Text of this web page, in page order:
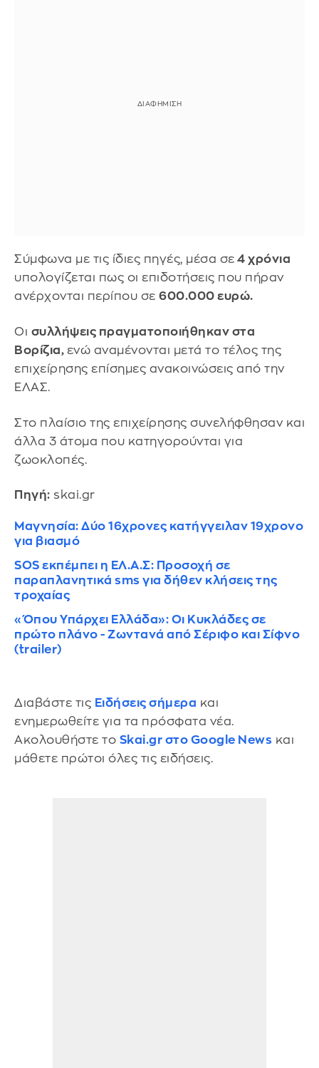
Σύμφωνα με τις ίδιες πηγές, μέσα σε 4 χρόνια
υπολογίζεται πως οι επιδοτήσεις που πήραν
ανέρχονται περίπου σε 600.000 ευρώ.
Οι συλλήψεις πραγματοποιήθηκαν στα
Βορίζια, ενώ αναμένονται μετά το τέλος της
επιχείρησης επίσημες ανακοινώσεις από την
ΕΛΑΣ.
Στο πλαίσιο της επιχείρησης συνελήφθησαν και
άλλα 3 άτομα που κατηγορούνται για
ζωοκλοπές.
Πηγή: skai.gr
Μαγνησία: Δύο 16χρονες κατήγγειλαν 19χρονο
για βιασμό
SOS εκπέμπει η ΕΛ.Α.Σ: Προσοχή σε
παραπλανητικά sms για δήθεν κλήσεις της
τροχαίας
«Όπου Υπάρχει Ελλάδα»: Οι Κυκλάδες σε
πρώτο πλάνο - Ζωντανά από Σέριφο και Σίφνο
(trailer)
Διαβάστε τις Ειδήσεις σήμερα και
ενημερωθείτε για τα πρόσφατα νέα.
Ακολουθήστε το Skai.gr στο Google News και
μάθετε πρώτοι όλες τις ειδήσεις.